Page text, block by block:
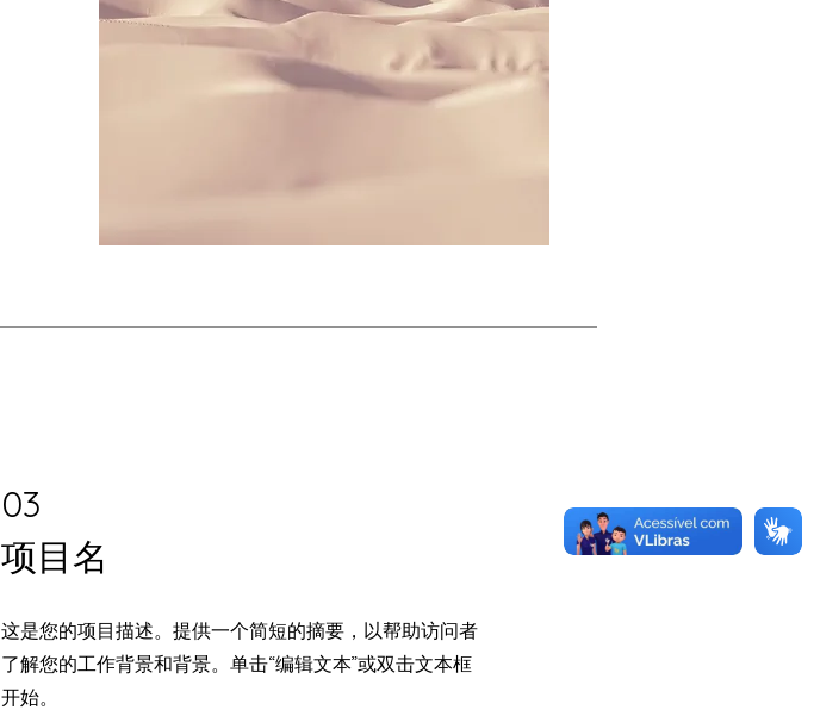
03
项目名
这是您的项目描述。提供一个简短的摘要，以帮助访问者
了解您的工作背景和背景。单击“编辑文本”或双击文本框
开始。